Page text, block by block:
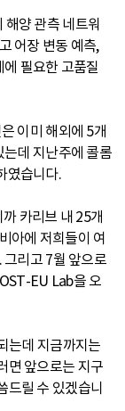
양 관측 네트워
어장 변동 예측,
필요한 고품질
이미 해외에 5개
데 지난주에 콜롬
였습니다.
카리브 내 25개
아에 저희들이 여
그리고 7월 앞으로
EU Lab을 오
는데 지금까지는
면 앞으로는 지구
드릴 수 있겠습니